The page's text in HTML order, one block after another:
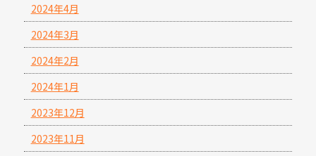
2024年4月
2024年3月
2024年2月
2024年1月
2023年12月
2023年11月